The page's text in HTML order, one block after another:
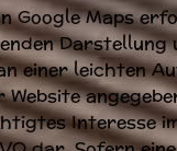
Google Maps
Darstellung
einer leichten
Interesse